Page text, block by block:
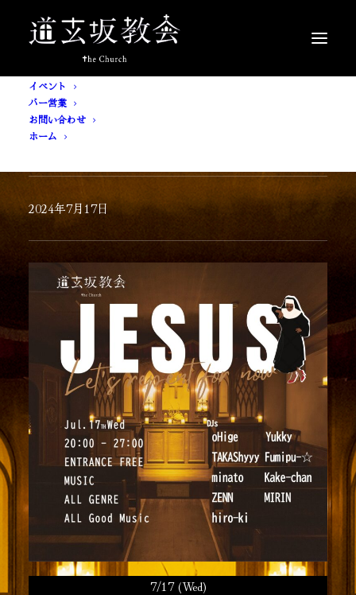
イベント
バー営業
お問い合わせ
ホーム
[ 入場無料 ] JESUS
2024年7月17日
7/17 (Wed)